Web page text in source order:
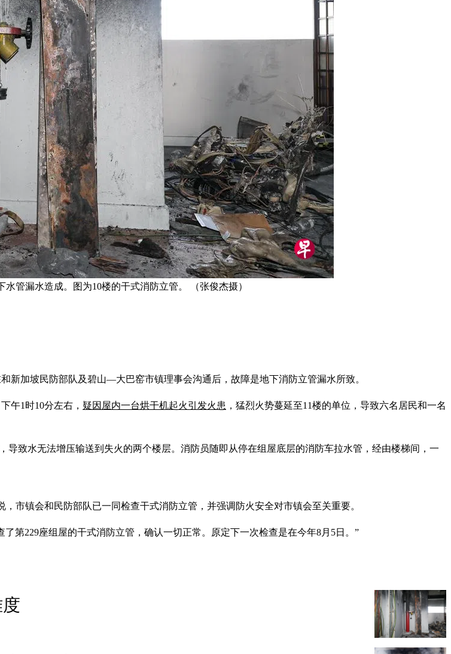
管漏水造成。图为10楼的干式消防立管。 （张俊杰摄）
新加坡民防部队及碧山—大巴窑市镇理事会沟通后，故障是地下消防立管漏水所致。
午1时10分左右， 疑因屋内一台烘干机起火引发火患 ，猛烈火势蔓延至11楼的单位，导致六名居民和一名
导致水无法增压输送到失火的两个楼层。消防员随即从停在组屋底层的消防车拉水管，经由楼梯间，一
市镇会和民防部队已一同检查干式消防立管，并强调防火安全对市镇会至关重要。
第229座组屋的干式消防立管，确认一切正常。原定下一次检查是在今年8月5日。”